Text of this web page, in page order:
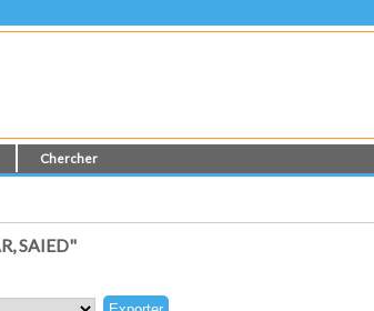
Chercher
SAIED"